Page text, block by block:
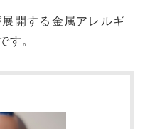
開する金属アレルギ
す。